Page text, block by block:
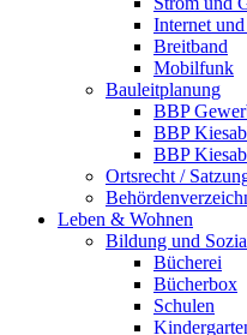
Internet
Breitband
Mobilfunk
Bauleitplanung
BBP
BBP
BBP
Ortsrecht /
Leben & Wohnen
Bildung und
Bücherei
Bücherbox
Schulen